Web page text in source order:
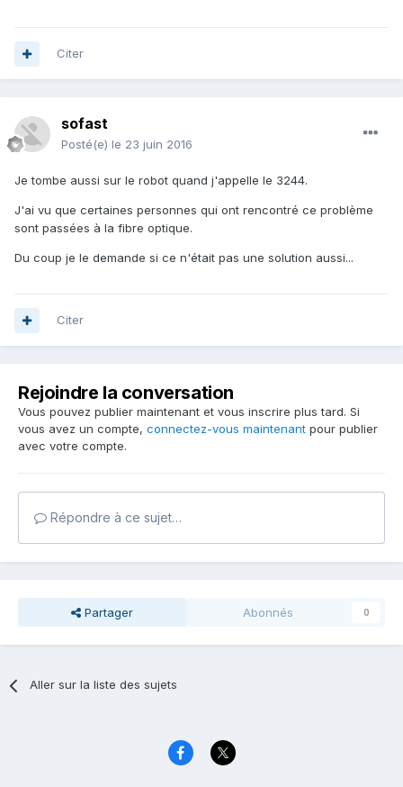
Citer
sofast
Posté(e) le 23 juin 2016
Je tombe aussi sur le robot quand j'appelle le 3244.
J'ai vu que certaines personnes qui ont rencontré ce problème
sont passées à la fibre optique.
Du coup je le demande si ce n'était pas une solution aussi...
Citer
Rejoindre la conversation
Vous pouvez publier maintenant et vous inscrire plus tard. Si
vous avez un compte, connectez-vous maintenant pour publier
avec votre compte.
Répondre à ce sujet…
Partager Abonnés 0
Aller sur la liste des sujets